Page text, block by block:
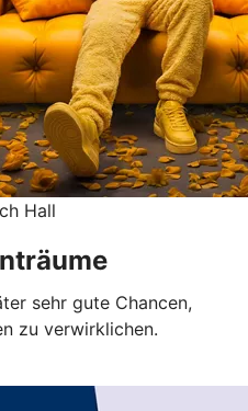
Hall
sehr gute Chancen,
zu verwirklichen.